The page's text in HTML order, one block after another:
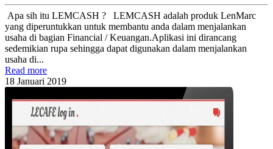
Apa sih itu LEMCASH ? LEMCASH adalah produk LenMarc
yang diperuntukkan untuk membantu anda dalam menjalankan
usaha di bagian Financial / Keuangan.Aplikasi ini dirancang
sedemikian rupa sehingga dapat digunakan dalam menjalankan
usaha di...
Read more
18 Januari 2019